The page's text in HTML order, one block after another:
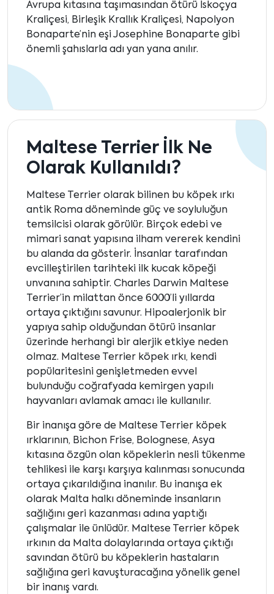
Avrupa kıtasına taşımasından ötürü İskoçya
Kraliçesi, Birleşik Krallık Kraliçesi, Napolyon
Bonaparte’nin eşi Josephine Bonaparte gibi
önemli şahıslarla adı yan yana anılır.
Maltese Terrier İlk Ne
Olarak Kullanıldı?
Maltese Terrier olarak bilinen bu köpek ırkı
antik Roma döneminde güç ve soyluluğun
temsilcisi olarak görülür. Birçok edebi ve
mimari sanat yapısına ilham vererek kendini
bu alanda da gösterir. İnsanlar tarafından
evcilleştirilen tarihteki ilk kucak köpeği
unvanına sahiptir. Charles Darwin Maltese
Terrier’in milattan önce 6000’li yıllarda
ortaya çıktığını savunur. Hipoalerjonik bir
yapıya sahip olduğundan ötürü insanlar
üzerinde herhangi bir alerjik etkiye neden
olmaz. Maltese Terrier köpek ırkı, kendi
popülaritesini genişletmeden evvel
bulunduğu coğrafyada kemirgen yapılı
hayvanları avlamak amacı ile kullanılır.
Bir inanışa göre de Maltese Terrier köpek
ırklarının, Bichon Frise, Bolognese, Asya
kıtasına özgün olan köpeklerin nesli tükenme
tehlikesi ile karşı karşıya kalınması sonucunda
ortaya çıkarıldığına inanılır. Bu inanışa ek
olarak Malta halkı döneminde insanların
sağlığını geri kazanması adına yaptığı
çalışmalar ile ünlüdür. Maltese Terrier köpek
ırkının da Malta dolaylarında ortaya çıktığı
savından ötürü bu köpeklerin hastaların
sağlığına geri kavuşturacağına yönelik genel
bir inanış vardı.